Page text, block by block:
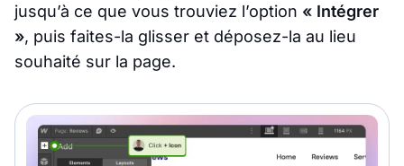
jusqu’à ce que vous trouviez l’option « Intégrer
», puis faites-la glisser et déposez-la au lieu
souhaité sur la page.